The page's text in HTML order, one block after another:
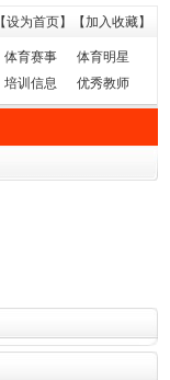
【设为首页】 【加入收藏】
体育赛事
体育明星
培训信息 优秀教师